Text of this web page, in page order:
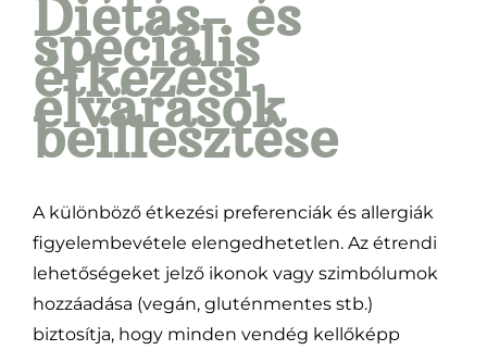
Diétás- és
speciális
étkezési
elvárások
beillesztése
A különböző étkezési preferenciák és allergiák
figyelembevétele elengedhetetlen. Az étrendi
lehetőségeket jelző ikonok vagy szimbólumok
hozzáadása (vegán, gluténmentes stb.)
biztosítja, hogy minden vendég kellőképp